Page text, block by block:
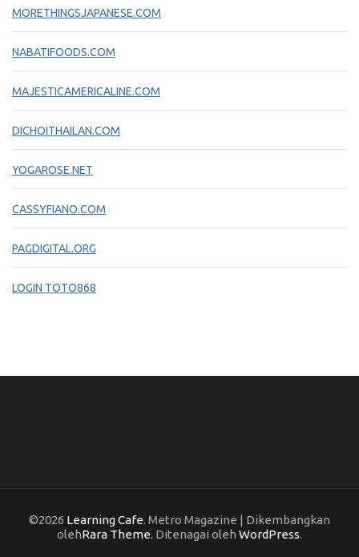
MORETHINGSJAPANESE.COM
NABATIFOODS.COM
MAJESTICAMERICALINE.COM
DICHOITHAILAN.COM
YOGAROSE.NET
CASSYFIANO.COM
PAGDIGITAL.ORG
LOGIN TOTO868
©2026 Learning Cafe. Metro Magazine | Dikembangkan
olehRara Theme. Ditenagai oleh WordPress.